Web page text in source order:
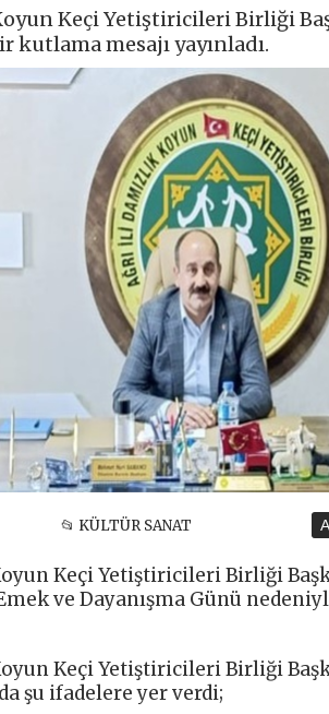
Keçi Yetiştiricileri Birliği
kutlama mesajı yayınladı.
📂 KÜLTÜR SANAT
Keçi Yetiştiricileri Birliği
Emek ve Dayanışma Günü
Keçi Yetiştiricileri Birliği
şu ifadelere yer verdi;